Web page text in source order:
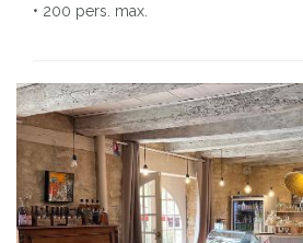
• 200 pers. max.